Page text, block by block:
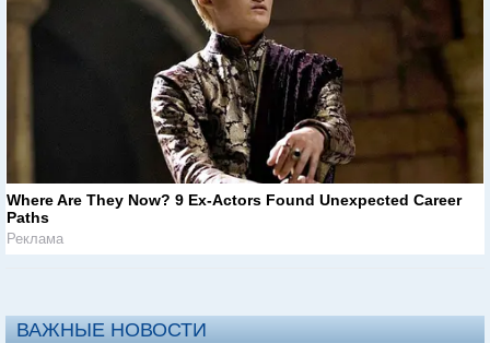
Where Are They Now? 9 Ex-Actors Found Unexpected Career
Paths
Реклама
ВАЖНЫЕ НОВОСТИ